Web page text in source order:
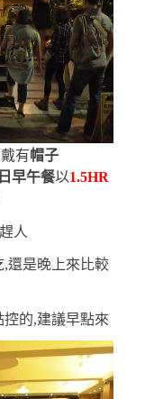
有帽子
早午餐以1.5HR
人
還是晚上來比較
控的,建議早點來